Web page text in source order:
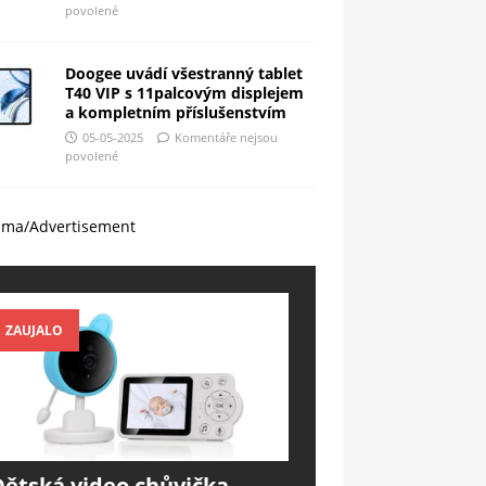
povolené
Doogee uvádí všestranný tablet
T40 VIP s 11palcovým displejem
a kompletním příslušenstvím
05-05-2025
Komentáře nejsou
povolené
Advertisement
ZAUJALO